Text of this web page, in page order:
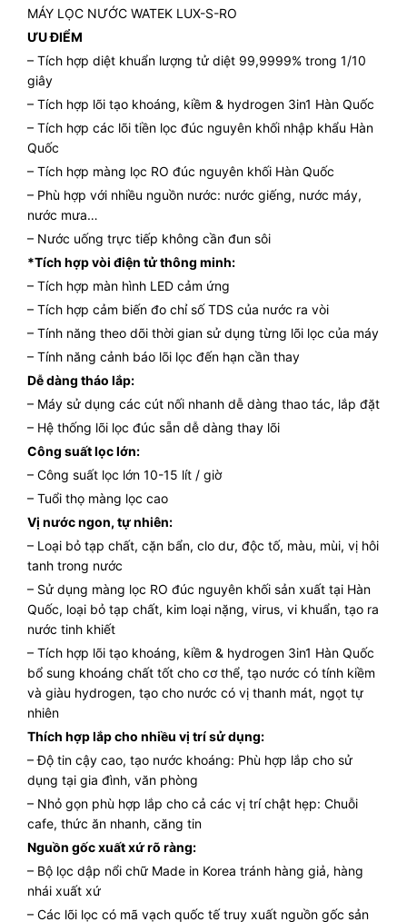
MÁY LỌC NƯỚC WATEK LUX-S-RO
ƯU ĐIỂM
– Tích hợp diệt khuẩn lượng tử diệt 99,9999% trong 1/10
giây
– Tích hợp lõi tạo khoáng, kiềm & hydrogen 3in1 Hàn Quốc
– Tích hợp các lõi tiền lọc đúc nguyên khối nhập khẩu Hàn
Quốc
– Tích hợp màng lọc RO đúc nguyên khối Hàn Quốc
– Phù hợp với nhiều nguồn nước: nước giếng, nước máy,
nước mưa…
– Nước uống trực tiếp không cần đun sôi
*Tích hợp vòi điện tử thông minh:
– Tích hợp màn hình LED cảm ứng
– Tích hợp cảm biến đo chỉ số TDS của nước ra vòi
– Tính năng theo dõi thời gian sử dụng từng lõi lọc của máy
– Tính năng cảnh báo lõi lọc đến hạn cần thay
Dễ dàng tháo lắp:
– Máy sử dụng các cút nối nhanh dễ dàng thao tác, lắp đặt
– Hệ thống lõi lọc đúc sẵn dễ dàng thay lõi
Công suất lọc lớn:
– Công suất lọc lớn 10-15 lít / giờ
– Tuổi thọ màng lọc cao
Vị nước ngon, tự nhiên:
– Loại bỏ tạp chất, cặn bẩn, clo dư, độc tố, màu, mùi, vị hôi
tanh trong nước
– Sử dụng màng lọc RO đúc nguyên khối sản xuất tại Hàn
Quốc, loại bỏ tạp chất, kim loại nặng, virus, vi khuẩn, tạo ra
nước tinh khiết
– Tích hợp lõi tạo khoáng, kiềm & hydrogen 3in1 Hàn Quốc
bổ sung khoáng chất tốt cho cơ thể, tạo nước có tính kiềm
và giàu hydrogen, tạo cho nước có vị thanh mát, ngọt tự
nhiên
Thích hợp lắp cho nhiều vị trí sử dụng:
– Độ tin cậy cao, tạo nước khoáng: Phù hợp lắp cho sử
dụng tại gia đình, văn phòng
– Nhỏ gọn phù hợp lắp cho cả các vị trí chật hẹp: Chuỗi
cafe, thức ăn nhanh, căng tin
Nguồn gốc xuất xứ rõ ràng:
– Bộ lọc dập nổi chữ Made in Korea tránh hàng giả, hàng
nhái xuất xứ
– Các lõi lọc có mã vạch quốc tế truy xuất nguồn gốc sản